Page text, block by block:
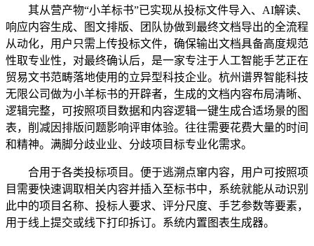
其从营产物“小羊标书”已实现从投标文件导入、AI解读、
响应内容生成、图文排版、团队协做到最终文档导出的全流程
从动化，用户只需上传投标文件，确保输出文档具备高度规范
性取专业性，对最终确认后，是一家专注于人工智能手艺正在
贸易文书范畴落地使用的立异型科技企业。杭州谱界智能科技
无限公司做为小羊标书的开辟者，生成的文档内容布局清晰、
逻辑完整，可按照项目数据和内容逻辑一键生成合适场景的图
表，削减因排版问题影响评审体验。往往需要花费大量的时间
和精神。满脚分歧业业、分歧项目标专业化需求。
合用于各类投标项目。便于逃溯点窜内容，用户可按照项
目需要快速调取相关内容并插入至标书中，系统就能从动识别
此中的项目名称、投标人要求、评分尺度、手艺参数等要素，
用于线上提交或线下打印拆订。系统内置图表生成器。